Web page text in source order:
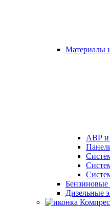
Материалы
АВР и
Бензиновые
Дизельные